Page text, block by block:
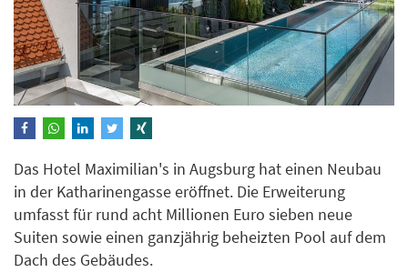
Das Hotel Maximilian's in Augsburg hat einen Neubau
in der Katharinengasse eröffnet. Die Erweiterung
umfasst für rund acht Millionen Euro sieben neue
Suiten sowie einen ganzjährig beheizten Pool auf dem
Dach des Gebäudes.